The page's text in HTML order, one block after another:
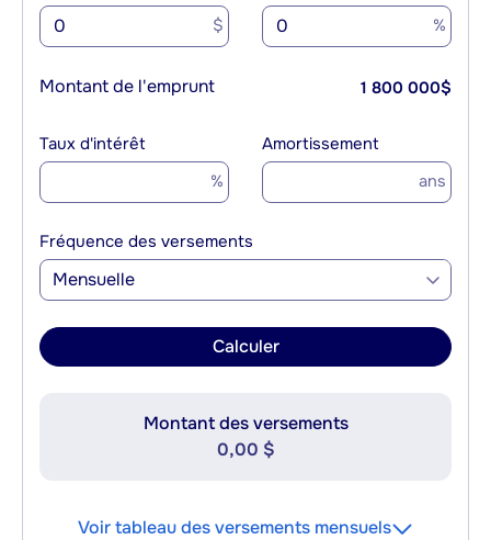
$ %
Montant de l'emprunt 1 800 000$
Taux d'intérêt
%
Amortissement
ans
Fréquence des versements
Mensuelle
Calculer
Montant des versements
0,00 $
Voir tableau des versements mensuels